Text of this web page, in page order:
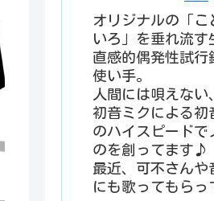
オリジナルの「こ
いろ」を垂れ流す
直感的偶発性試行
使い手。
人間には唄えない
初音ミクによる初
のハイスピードで
のを創ってます♪
最近、可不さんや
にも歌ってもらっ